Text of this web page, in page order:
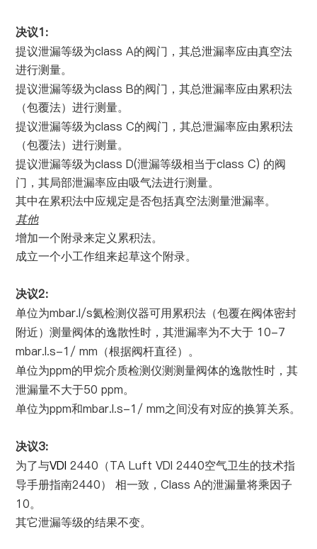
决议1:
提议泄漏等级为class A的阀门，其总泄漏率应由真空法
进行测量。
提议泄漏等级为class B的阀门，其总泄漏率应由累积法
（包覆法）进行测量。
提议泄漏等级为class C的阀门，其总泄漏率应由累积法
（包覆法）进行测量。
提议泄漏等级为class D(泄漏等级相当于class C) 的阀
门，其局部泄漏率应由吸气法进行测量。
其中在累积法中应规定是否包括真空法测量泄漏率。
其他
增加一个附录来定义累积法。
成立一个小工作组来起草这个附录。
决议2:
单位为mbar.l/s氦检测仪器可用累积法（包覆在阀体密封
附近）测量阀体的逸散性时，其泄漏率为不大于 10-7
mbar.l.s-1/ mm （根据阀杆直径）。
单位为ppm的甲烷介质检测仪测测量阀体的逸散性时，其
泄漏量不大于50 ppm。
单位为ppm和mbar.l.s-1/ mm之间没有对应的换算关系。
决议3:
为了与VDI2440 （TA Luft VDI 2440空气卫生的技术指
导手册指南2440） 相一致，Class A的泄漏量将乘因子
10。
其它泄漏等级的结果不变。